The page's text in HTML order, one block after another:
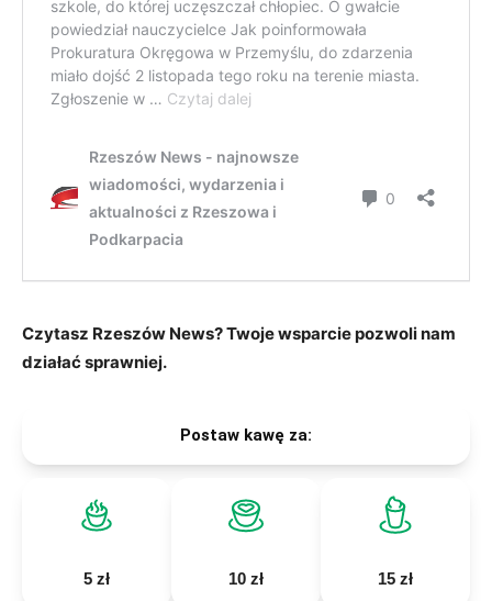
Czytasz Rzeszów News? Twoje wsparcie pozwoli nam
działać sprawniej.
Postaw kawę za:
5 zł 10 zł 15 zł